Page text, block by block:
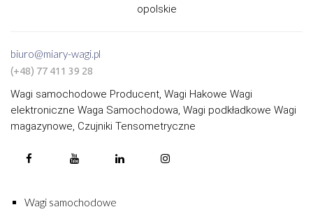
opolskie
biuro@miary-wagi.pl
(+48) 77 411 39 28
Wagi samochodowe Producent, Wagi Hakowe Wagi
elektroniczne Waga Samochodowa, Wagi podkładkowe Wagi
magazynowe, Czujniki Tensometryczne
Wagi samochodowe